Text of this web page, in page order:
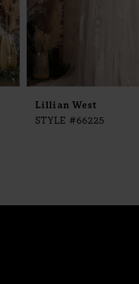
Lillian West
STYLE #66225